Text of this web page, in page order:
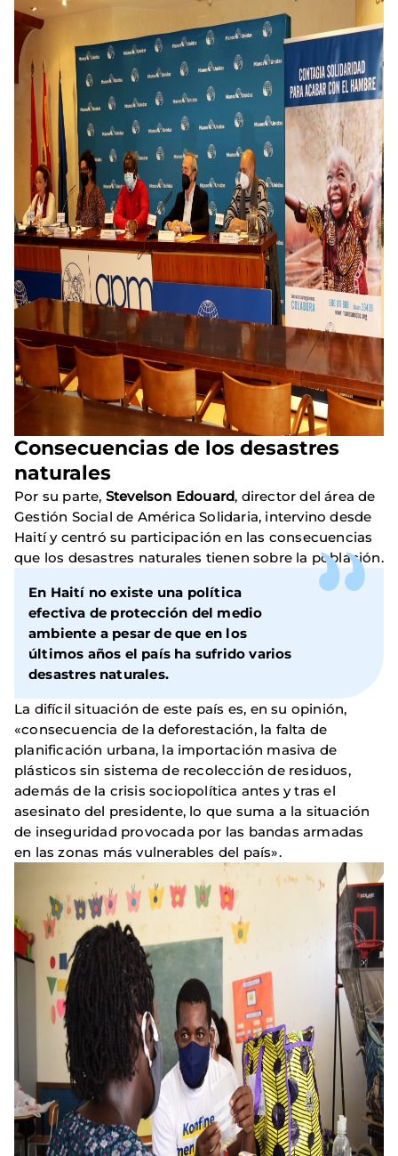
Consecuencias de los desastres
naturales
Por su parte, Stevelson Edouard, director del área de
Gestión Social de América Solidaria, intervino desde
Haití y centró su participación en las consecuencias
que los desastres naturales tienen sobre la población.
En Haití no existe una política
efectiva de protección del medio
ambiente a pesar de que en los
últimos años el país ha sufrido varios
desastres naturales.
La difícil situación de este país es, en su opinión,
«consecuencia de la deforestación, la falta de
planificación urbana, la importación masiva de
plásticos sin sistema de recolección de residuos,
además de la crisis sociopolítica antes y tras el
asesinato del presidente, lo que suma a la situación
de inseguridad provocada por las bandas armadas
en las zonas más vulnerables del país».